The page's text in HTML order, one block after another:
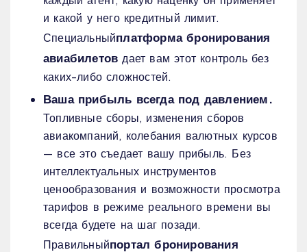
и какой у него кредитный лимит.
Специальныйплатформа бронирования
авиабилетов дает вам этот контроль без
каких-либо сложностей.
Ваша прибыль всегда под давлением.
Топливные сборы, изменения сборов
авиакомпаний, колебания валютных курсов
— все это съедает вашу прибыль. Без
интеллектуальных инструментов
ценообразования и возможности просмотра
тарифов в режиме реального времени вы
всегда будете на шаг позади.
Правильныйпортал бронирования